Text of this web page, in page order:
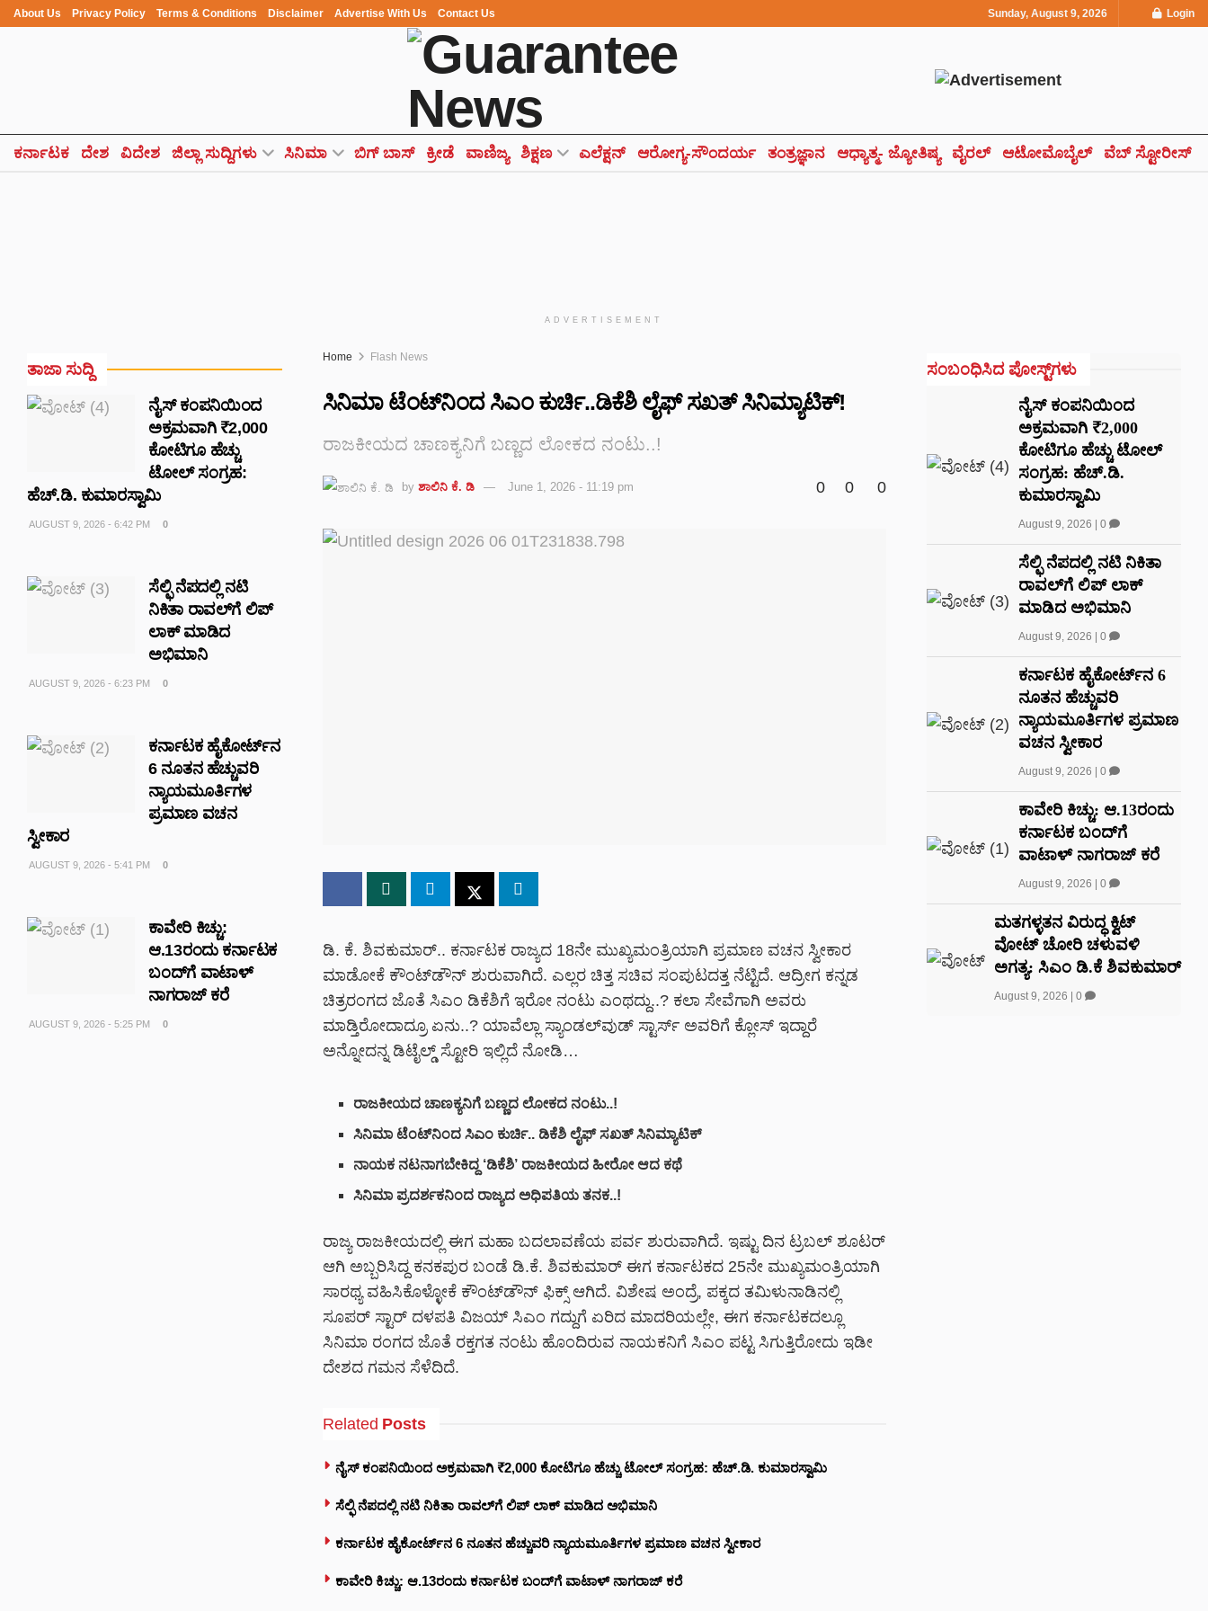
About Us Privacy Policy Terms & Conditions Disclaimer Advertise With Us Contact Us Sunday, August 9, 2026 Login
ಕರ್ನಾಟಕ ದೇಶ ವಿದೇಶ ಜಿಲ್ಲಾ ಸುದ್ದಿಗಳು ಸಿನಿಮಾ ಬಿಗ್ ಬಾಸ್ ಕ್ರೀಡೆ ವಾಣಿಜ್ಯ ಶಿಕ್ಷಣ ಎಲೆಕ್ಷನ್ ಆರೋಗ್ಯ-ಸೌಂದರ್ಯ ತಂತ್ರಜ್ಞಾನ ಆಧ್ಯಾತ್ಮ- ಜ್ಯೋತಿಷ್ಯ ವೈರಲ್ ಆಟೋಮೊಬೈಲ್ ವೆಬ್ ಸ್ಟೋರೀಸ್
ADVERTISEMENT
Home Flash News
ಸಿನಿಮಾ ಟೆಂಟ್‌ನಿಂದ ಸಿಎಂ ಕುರ್ಚಿ..ಡಿಕೆಶಿ ಲೈಫ್ ಸಖತ್ ಸಿನಿಮ್ಯಾಟಿಕ್!
ರಾಜಕೀಯದ ಚಾಣಕ್ಯನಿಗೆ ಬಣ್ಣದ ಲೋಕದ ನಂಟು..!
by ಶಾಲಿನಿ ಕೆ. ಡಿ June 1, 2026 - 11:19 pm 0 0 0
ಡಿ. ಕೆ. ಶಿವಕುಮಾರ್.. ಕರ್ನಾಟಕ ರಾಜ್ಯದ 18ನೇ ಮುಖ್ಯಮಂತ್ರಿಯಾಗಿ ಪ್ರಮಾಣ ವಚನ ಸ್ವೀಕಾರ
ಮಾಡೋಕೆ ಕೌಂಟ್‌ಡೌನ್ ಶುರುವಾಗಿದೆ. ಎಲ್ಲರ ಚಿತ್ತ ಸಚಿವ ಸಂಪುಟದತ್ತ ನೆಟ್ಟಿದೆ. ಆದ್ರೀಗ ಕನ್ನಡ
ಚಿತ್ರರಂಗದ ಜೊತೆ ಸಿಎಂ ಡಿಕೆಶಿಗೆ ಇರೋ ನಂಟು ಎಂಥದ್ದು..? ಕಲಾ ಸೇವೆಗಾಗಿ ಅವರು
ಮಾಡ್ತಿರೋದಾದ್ರೂ ಏನು..? ಯಾವೆಲ್ಲಾ ಸ್ಯಾಂಡಲ್‌ವುಡ್ ಸ್ಟಾರ್ಸ್ ಅವರಿಗೆ ಕ್ಲೋಸ್ ಇದ್ದಾರೆ
ಅನ್ನೋದನ್ನ ಡಿಟೈಲ್ಡ್ ಸ್ಟೋರಿ ಇಲ್ಲಿದೆ ನೋಡಿ…
ರಾಜಕೀಯದ ಚಾಣಕ್ಯನಿಗೆ ಬಣ್ಣದ ಲೋಕದ ನಂಟು..!
ಸಿನಿಮಾ ಟೆಂಟ್‌ನಿಂದ ಸಿಎಂ ಕುರ್ಚಿ.. ಡಿಕೆಶಿ ಲೈಫ್ ಸಖತ್ ಸಿನಿಮ್ಯಾಟಿಕ್
ನಾಯಕ ನಟನಾಗಬೇಕಿದ್ದ ‘ಡಿಕೆಶಿ’ ರಾಜಕೀಯದ ಹೀರೋ ಆದ ಕಥೆ
ಸಿನಿಮಾ ಪ್ರದರ್ಶಕನಿಂದ ರಾಜ್ಯದ ಅಧಿಪತಿಯ ತನಕ..!
ರಾಜ್ಯ ರಾಜಕೀಯದಲ್ಲಿ ಈಗ ಮಹಾ ಬದಲಾವಣೆಯ ಪರ್ವ ಶುರುವಾಗಿದೆ. ಇಷ್ಟು ದಿನ ಟ್ರಬಲ್ ಶೂಟರ್
ಆಗಿ ಅಬ್ಬರಿಸಿದ್ದ ಕನಕಪುರ ಬಂಡೆ ಡಿ.ಕೆ. ಶಿವಕುಮಾರ್ ಈಗ ಕರ್ನಾಟಕದ 25ನೇ ಮುಖ್ಯಮಂತ್ರಿಯಾಗಿ
ಸಾರಥ್ಯ ವಹಿಸಿಕೊಳ್ಳೋಕೆ ಕೌಂಟ್‌ಡೌನ್ ಫಿಕ್ಸ್ ಆಗಿದೆ. ವಿಶೇಷ ಅಂದ್ರೆ, ಪಕ್ಕದ ತಮಿಳುನಾಡಿನಲ್ಲಿ
ಸೂಪರ್ ಸ್ಟಾರ್ ದಳಪತಿ ವಿಜಯ್ ಸಿಎಂ ಗದ್ದುಗೆ ಏರಿದ ಮಾದರಿಯಲ್ಲೇ, ಈಗ ಕರ್ನಾಟಕದಲ್ಲೂ
ಸಿನಿಮಾ ರಂಗದ ಜೊತೆ ರಕ್ತಗತ ನಂಟು ಹೊಂದಿರುವ ನಾಯಕನಿಗೆ ಸಿಎಂ ಪಟ್ಟ ಸಿಗುತ್ತಿರೋದು ಇಡೀ
ದೇಶದ ಗಮನ ಸೆಳೆದಿದೆ.
Related Posts
ನೈಸ್ ಕಂಪನಿಯಿಂದ ಅಕ್ರಮವಾಗಿ ₹2,000 ಕೋಟಿಗೂ ಹೆಚ್ಚು ಟೋಲ್ ಸಂಗ್ರಹ: ಹೆಚ್.ಡಿ. ಕುಮಾರಸ್ವಾಮಿ
ಸೆಲ್ಫಿ ನೆಪದಲ್ಲಿ ನಟಿ ನಿಕಿತಾ ರಾವಲ್‌‌ಗೆ ಲಿಪ್ ಲಾಕ್ ಮಾಡಿದ ಅಭಿಮಾನಿ
ಕರ್ನಾಟಕ ಹೈಕೋರ್ಟ್‌ನ 6 ನೂತನ ಹೆಚ್ಚುವರಿ ನ್ಯಾಯಮೂರ್ತಿಗಳ ಪ್ರಮಾಣ ವಚನ ಸ್ವೀಕಾರ
ಕಾವೇರಿ ಕಿಚ್ಚು: ಆ.13ರಂದು ಕರ್ನಾಟಕ ಬಂದ್‌ಗೆ ವಾಟಾಳ್ ನಾಗರಾಜ್ ಕರೆ
ತಾಜಾ ಸುದ್ದಿ
ನೈಸ್ ಕಂಪನಿಯಿಂದ
ಅಕ್ರಮವಾಗಿ ₹2,000
ಕೋಟಿಗೂ ಹೆಚ್ಚು
ಟೋಲ್ ಸಂಗ್ರಹ:
ಹೆಚ್.ಡಿ. ಕುಮಾರಸ್ವಾಮಿ
AUGUST 9, 2026 - 6:42 PM 0
ಸೆಲ್ಫಿ ನೆಪದಲ್ಲಿ ನಟಿ
ನಿಕಿತಾ ರಾವಲ್‌‌ಗೆ ಲಿಪ್
ಲಾಕ್ ಮಾಡಿದ
ಅಭಿಮಾನಿ
AUGUST 9, 2026 - 6:23 PM 0
ಕರ್ನಾಟಕ ಹೈಕೋರ್ಟ್‌ನ
6 ನೂತನ ಹೆಚ್ಚುವರಿ
ನ್ಯಾಯಮೂರ್ತಿಗಳ
ಪ್ರಮಾಣ ವಚನ
ಸ್ವೀಕಾರ
AUGUST 9, 2026 - 5:41 PM 0
ಕಾವೇರಿ ಕಿಚ್ಚು:
ಆ.13ರಂದು ಕರ್ನಾಟಕ
ಬಂದ್‌ಗೆ ವಾಟಾಳ್
ನಾಗರಾಜ್ ಕರೆ
AUGUST 9, 2026 - 5:25 PM 0
ಸಂಬಂಧಿಸಿದ ಪೋಸ್ಟ್‌ಗಳು
ನೈಸ್ ಕಂಪನಿಯಿಂದ
ಅಕ್ರಮವಾಗಿ ₹2,000
ಕೋಟಿಗೂ ಹೆಚ್ಚು ಟೋಲ್
ಸಂಗ್ರಹ: ಹೆಚ್.ಡಿ.
ಕುಮಾರಸ್ವಾಮಿ
August 9, 2026 0
ಸೆಲ್ಫಿ ನೆಪದಲ್ಲಿ ನಟಿ ನಿಕಿತಾ
ರಾವಲ್‌‌ಗೆ ಲಿಪ್ ಲಾಕ್
ಮಾಡಿದ ಅಭಿಮಾನಿ
August 9, 2026 0
ಕರ್ನಾಟಕ ಹೈಕೋರ್ಟ್‌ನ 6
ನೂತನ ಹೆಚ್ಚುವರಿ
ನ್ಯಾಯಮೂರ್ತಿಗಳ ಪ್ರಮಾಣ
ವಚನ ಸ್ವೀಕಾರ
August 9, 2026 0
ಕಾವೇರಿ ಕಿಚ್ಚು: ಆ.13ರಂದು
ಕರ್ನಾಟಕ ಬಂದ್‌ಗೆ
ವಾಟಾಳ್ ನಾಗರಾಜ್ ಕರೆ
August 9, 2026 0
ಮತಗಳ್ಳತನ ವಿರುದ್ಧ ಕ್ವಿಟ್
ವೋಟ್ ಚೋರಿ ಚಳುವಳಿ
ಅಗತ್ಯ: ಸಿಎಂ ಡಿ.ಕೆ ಶಿವಕುಮಾರ್
August 9, 2026 0